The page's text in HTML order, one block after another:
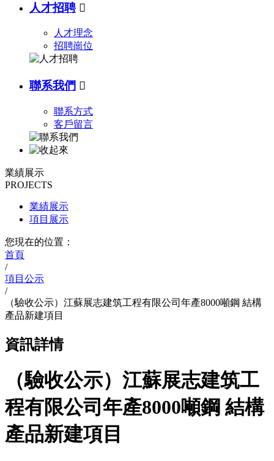
人才招聘 
人才理念
招聘崗位
聯系我們 
聯系方式
客戶留言
業績展示
PROJECTS
業績展示
項目展示
您現在的位置：
首頁
/
項目公示
/
（驗收公示）江蘇展志建筑工程有限公司年產8000噸鋼 結構
產品新建項目
資訊詳情
（驗收公示）江蘇展志建筑工
程有限公司年產8000噸鋼 結構
產品新建項目